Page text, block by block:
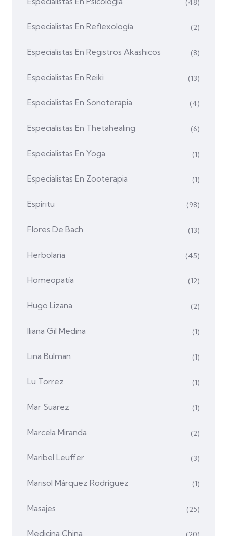
(48)
Especialistas En Reflexología (2)
Especialistas En Registros Akashicos (8)
Especialistas En Reiki (13)
Especialistas En Sonoterapia (4)
Especialistas En Thetahealing (6)
Especialistas En Yoga (1)
Especialistas En Zooterapia (1)
Espíritu (98)
Flores De Bach (13)
Herbolaria (45)
Homeopatía (12)
Hugo Lizana (2)
Iliana Gil Medina (1)
Lina Bulman (1)
Lu Torrez (1)
Mar Suárez (1)
Marcela Miranda (2)
Maribel Leuffer (3)
Marisol Márquez Rodríguez (1)
Masajes (25)
Medicina China